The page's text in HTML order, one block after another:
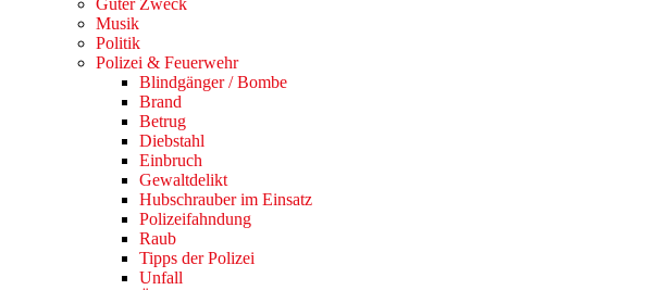
Guter Zweck
Musik
Politik
Polizei & Feuerwehr
Blindgänger / Bombe
Brand
Betrug
Diebstahl
Einbruch
Gewaltdelikt
Hubschrauber im Einsatz
Polizeifahndung
Raub
Tipps der Polizei
Unfall